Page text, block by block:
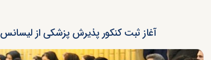
آغاز ثبت کنکور پذیرش پزشکی از لیسانس ۹۹